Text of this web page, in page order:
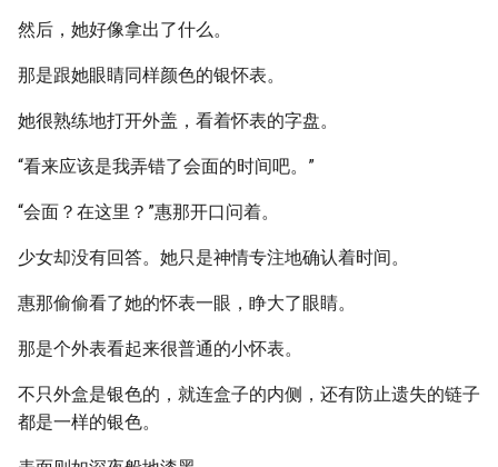
然后，她好像拿出了什么。
那是跟她眼睛同样颜色的银怀表。
她很熟练地打开外盖，看着怀表的字盘。
“看来应该是我弄错了会面的时间吧。”
“会面？在这里？”惠那开口问着。
少女却没有回答。她只是神情专注地确认着时间。
惠那偷偷看了她的怀表一眼，睁大了眼睛。
那是个外表看起来很普通的小怀表。
不只外盒是银色的，就连盒子的内侧，还有防止遗失的链子
都是一样的银色。